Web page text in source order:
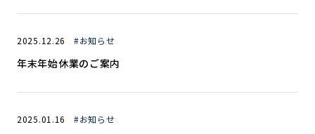
2025.12.26 #お知らせ
年末年始休業のご案内
2025.01.16 #お知らせ